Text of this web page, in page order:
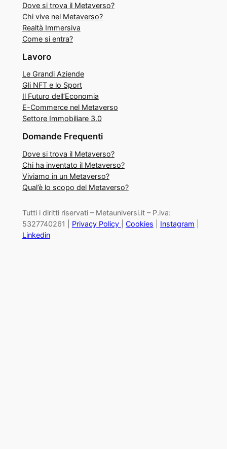
Dove si trova il Metaverso?
Chi vive nel Metaverso?
Realtà Immersiva
Come si entra?
Lavoro
Le Grandi Aziende
Gli NFT e lo Sport
Il Futuro dell’Economia
E-Commerce nel Metaverso
Settore Immobiliare 3.0
Domande Frequenti
Dove si trova il Metaverso?
Chi ha inventato il Metaverso?
Viviamo in un Metaverso?
Qual’è lo scopo del Metaverso?
Tutti i diritti riservati – Metauniversi.it – P.iva:
5327740261 | Privacy Policy Cookies Instagram
Linkedin